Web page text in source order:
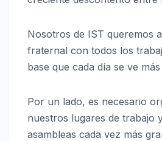
Nosotros de IST queremos
fraternal con todos los
base que cada día se ve
Por un lado, es necesario
nuestros lugares de trabajo
asambleas cada vez más